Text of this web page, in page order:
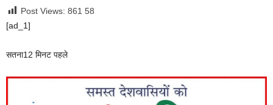
Post Views: 861 58
[ad_1]
सतना12 मिनट पहले